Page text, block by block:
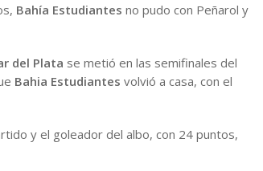
Bahía Estudiantes no pudo con Peñarol y
del Plata se metió en las semifinales del
Bahia Estudiantes volvió a casa, con el
y el goleador del albo, con 24 puntos,